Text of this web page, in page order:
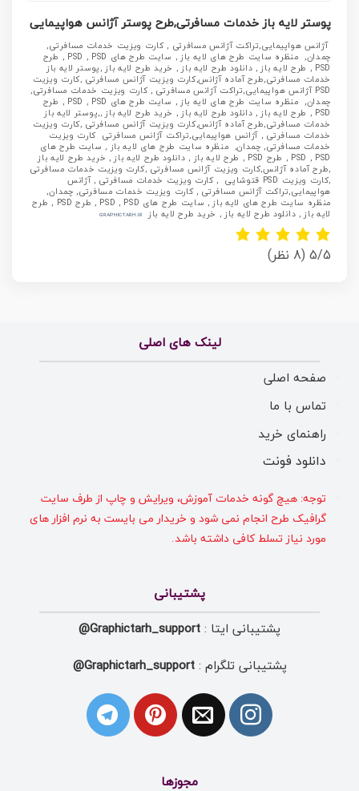
پوستر لایه باز خدمات مسافرتی,طرح پوستر آژانس هواپیمایی
آژانس هواپیمایی,تراکت آژانس مسافرتی , کارت ویزیت خدمات مسافرتی,
چمدان, منظره سایت طرح های لایه باز , سایت طرح های PSD , PSD , طرح
PSD , طرح لایه باز , دانلود طرح لایه باز , خرید طرح لایه باز ,پوستر لایه باز
خدمات مسافرتی,طرح آماده آژانس,کارت ویزیت آژانس مسافرتی ,کارت ویزیت
PSD آژانس هواپیمایی,تراکت آژانس مسافرتی , کارت ویزیت خدمات مسافرتی,
چمدان, منظره سایت طرح های لایه باز , سایت طرح های PSD , PSD , طرح
PSD , طرح لایه باز , دانلود طرح لایه باز , خرید طرح لایه باز ,,پوستر لایه باز
خدمات مسافرتی,طرح آماده آژانس,کارت ویزیت آژانس مسافرتی ,کارت ویزیت
خدمات مسافرتی , آژانس هواپیمایی,تراکت آژانس مسافرتی کارت ویزیت
خدمات مسافرتی, چمدان, منظره سایت طرح های لایه باز , سایت طرح های
PSD , PSD , طرح PSD , طرح لایه باز , دانلود طرح لایه باز , خرید طرح لایه باز
,طرح آماده آژانس,کارت ویزیت آژانس مسافرتی ,کارت ویزیت خدمات مسافرتی
,کارت ویزیت PSD قتوشاپی , کارت ویزیت خدمات مسافرتی , آژانس
هواپیمایی,تراکت آژانس مسافرتی , کارت ویزیت خدمات مسافرتی, چمدان,
منظره سایت طرح های لایه باز , سایت طرح های PSD , PSD , طرح PSD , طرح
لایه باز , دانلود طرح لایه باز , خرید طرح لایه باز
GRAPHICTARH.IR
5/5 (8 نظر)
لینک های اصلی
صفحه اصلی
تماس با ما
راهنمای خرید
دانلود فونت
توجه: هیچ گونه خدمات آموزش، ویرایش و چاپ از طرف سایت
گرافیک طرح انجام نمی شود و خریدار می بایست به نرم افزار های
مورد نیاز تسلط کافی داشته باشد.
پشتیبانی
پشتیبانی ایتا : Graphictarh_support@
پشتیبانی تلگرام :Graphictarh_support@
مجوزها